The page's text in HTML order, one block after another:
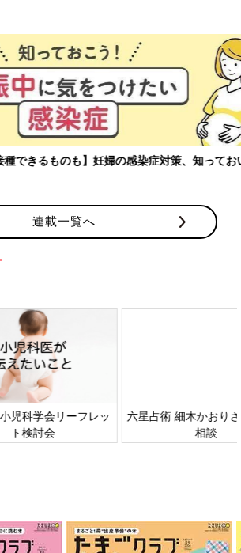
のも】妊婦の感染症対策、知っておいて！
連載一覧へ
ーフレッ
六星占術 細木かおりさんの人生